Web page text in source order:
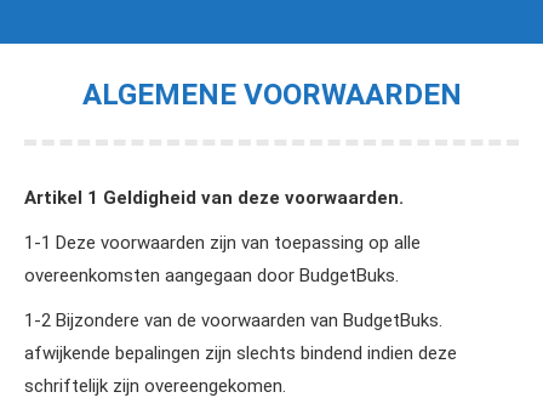
ALGEMENE VOORWAARDEN
Artikel 1 Geldigheid van deze voorwaarden.
1‑1 Deze voorwaarden zijn van toepassing op alle
overeenkomsten aangegaan door BudgetBuks.
1‑2 Bijzondere van de voorwaarden van BudgetBuks.
afwijkende bepalingen zijn slechts bindend indien deze
schriftelijk zijn overeengekomen.